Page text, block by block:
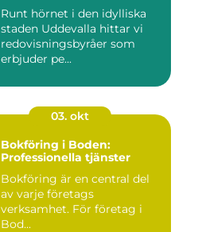
Runt hörnet i den idylliska
staden Uddevalla hittar vi
redovisningsbyråer som
erbjuder pe...
03. okt
Bokföring i Boden:
Professionella tjänster
Bokföring är en central del
av varje företags
verksamhet. För företag i
Bod...